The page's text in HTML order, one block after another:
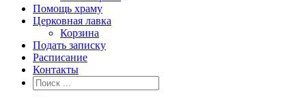
Помощь храму
Церковная лавка
Корзина
Подать записку
Расписание
Контакты